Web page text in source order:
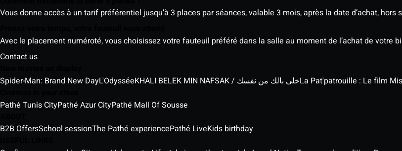
Vous donne accès à un tarif préférentiel jusqu’à 3 places par séances, valable 3 mois, après la date d’achat,
Avec le placement numéroté, vous choisissez votre fauteuil préféré dans la salle au moment de l’achat de votre
Contact us
Spider-Man: Brand New DayL'Odyssée KHALI BELEK MIN NAFSAK / خلي بالك من نفسكLa Pat'patrouille : Le film
Pathé Tunis CityPathé Azur CityPathé Mall Of Sousse
B2B OffersSchool sessionThe Pathé experiencePathé LiveKids birthday